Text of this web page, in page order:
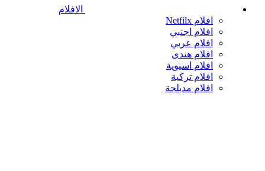
الافلام
افلام Netfilx
افلام اجنبي
افلام عربي
افلام هندى
افلام اسيوية
افلام تركية
افلام مدبلجة